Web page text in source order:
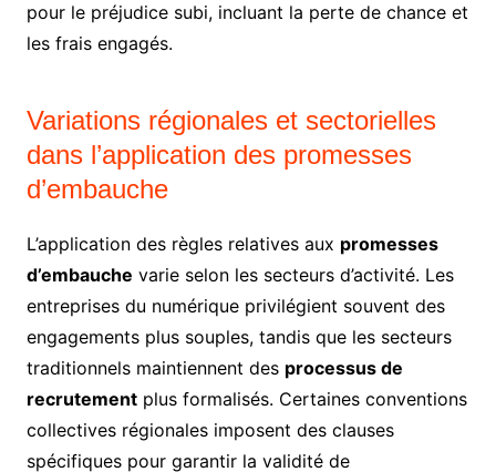
pour le préjudice subi, incluant la perte de chance et
les frais engagés.
Variations régionales et sectorielles
dans l’application des promesses
d’embauche
L’application des règles relatives aux promesses
d’embauche varie selon les secteurs d’activité. Les
entreprises du numérique privilégient souvent des
engagements plus souples, tandis que les secteurs
traditionnels maintiennent des processus de
recrutementplus formalisés. Certaines conventions
collectives régionales imposent des clauses
spécifiques pour garantir la validité de